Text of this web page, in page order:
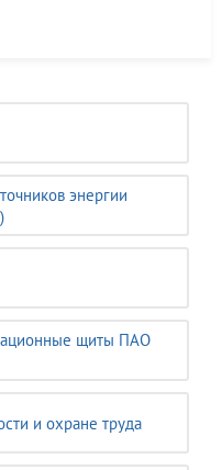
энергии
щиты ПАО
и охране труда